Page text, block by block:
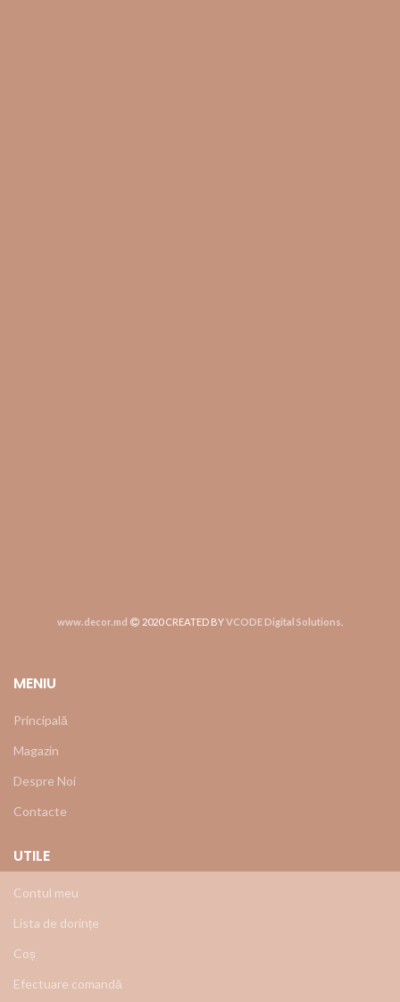
www.decor.md 2020 CREATED BYVCODE Digital Solutions
MENIU
Principală
Magazin
Despre Noi
Contacte
UTILE
Contul meu
Lista de dorințe
Coș
Efectuare comandă